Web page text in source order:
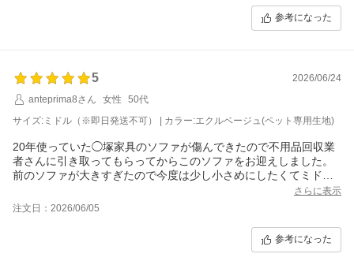
マンを持ってくると、
大人2人が足を伸ばせます。
お客さんが来た時にもオットマンだけ移動して配置換えできるの
でラク。
沈み込まないので腰も痛くならない。
寝っ転がっても沈まない。
素材はオールシーズン使いやすいタイプになっていました。
（コーデュロイやピーチスキンは暑苦しくて避けたかったので）
しいて言うならサイドの本体とくっついているクッション部分が
参考になった
5
2026/06/24
anteprima8さん
女性
50代
サイズ:ミドル（※即日発送不可） | カラー:エクルベージュ(ペット専用生地)
20年使っていた◯塚家具のソファが傷んできたので不用品回収業
者さんに引き取ってもらってからこのソファをお迎えしました。
前のソファが大きすぎたので今度は少し小さめにしたくてミドル
搬入組み立て設置サービスを利用したのでゴミも出ず、すぐに使
えて快適です。
エクルベージュを購入しましたが、画像と違ってどう見ても薄い
さらに表示
注文日：2026/06/05
参考になった